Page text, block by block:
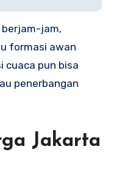
berjam-jam,
formasi awan
pun bisa
penerbangan
Jakarta